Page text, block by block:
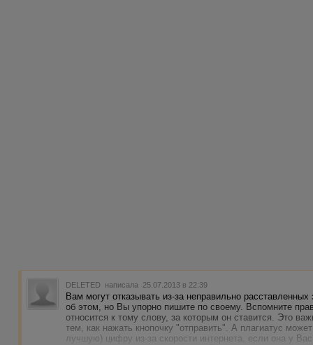
DELETED написала 25.07.2013 в 22:39
Вам могут отказывать из-за неправильно
об этом, но Вы упорно пишите по своему. Вспомните
относится к тому слову, за которым он ставится. Это
тем, как нажать кнопочку "отправить". А плагиатус
лучшую) цифру из-за скорости интернета, если она у